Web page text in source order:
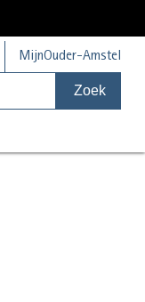
MijnOuder-Amstel
Zoek